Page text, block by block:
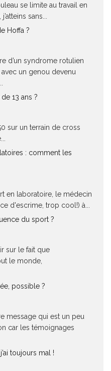
se limite au travail en
sans...
Hoffa ?
d’un syndrome rotulien
un genou devenu
13 ans ?
sur un terrain de cross
: comment les
en laboratoire, le médecin
d'escrime, trop cool!) à...
du sport ?
sur le fait que
le monde,
possible ?
message qui est un peu
car les témoignages
toujours mal !